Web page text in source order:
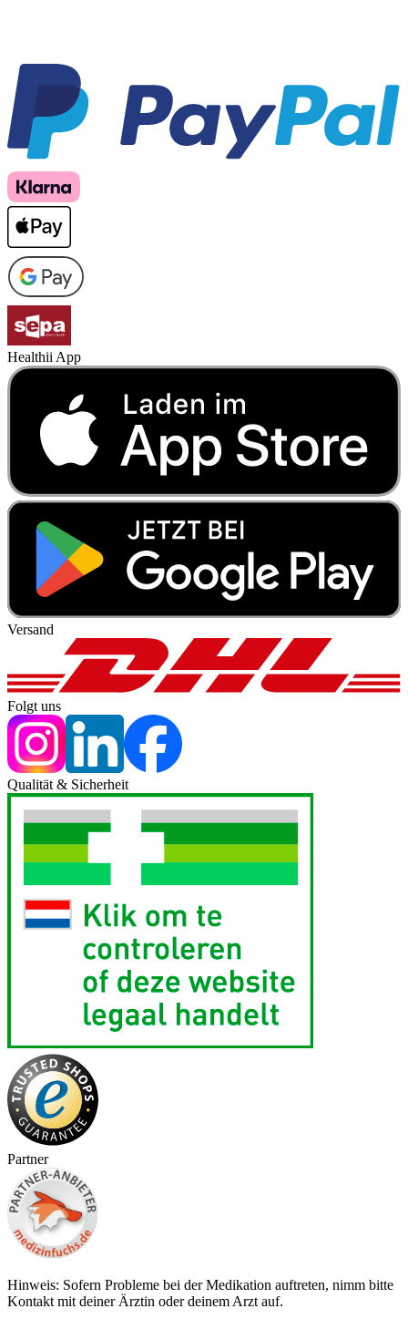
Healthii App
Versand
Folgt uns
Qualität & Sicherheit
Partner
Hinweis: Sofern Probleme bei der Medikation auftreten, nimm bitte
Kontakt mit deiner Ärztin oder deinem Arzt auf.